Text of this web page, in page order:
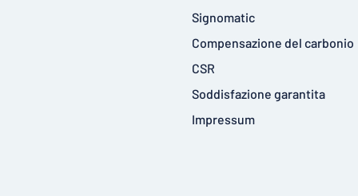
Signomatic
Compensazione del carbonio
CSR
Soddisfazione garantita
Impressum